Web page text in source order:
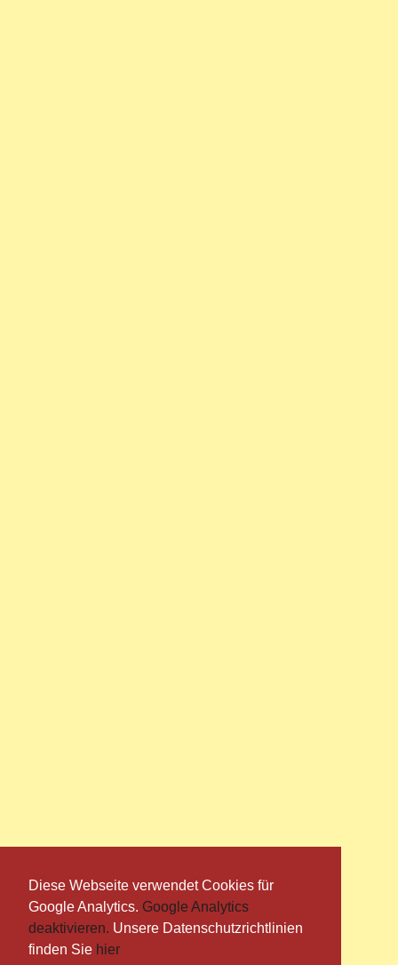
Diese Webseite verwendet Cookies für
Google Analytics. Google Analytics
deaktivieren. Unsere Datenschutzrichtlinien
finden Sie hier